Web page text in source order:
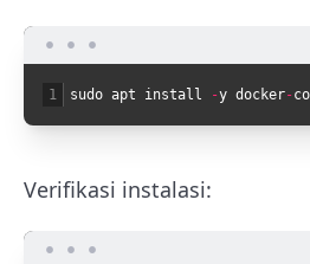
1 sudo apt install -y docker-
Verifikasi instalasi: